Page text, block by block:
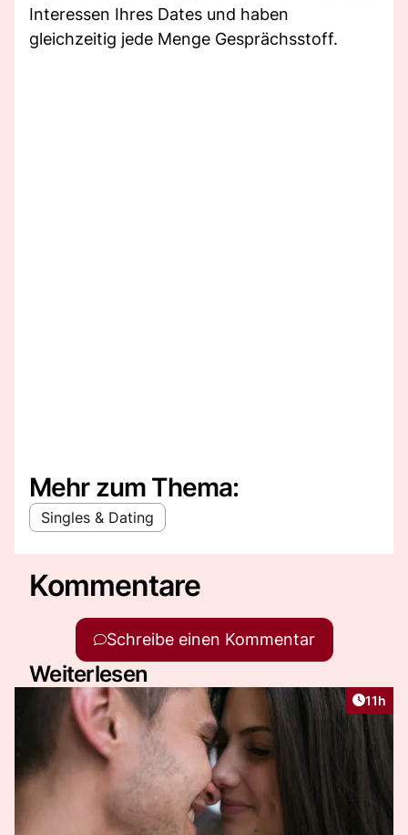
Interessen Ihres Dates und haben
gleichzeitig jede Menge Gesprächsstoff.
Mehr zum Thema:
Singles & Dating
Kommentare
Schreibe einen Kommentar
Weiterlesen
11h